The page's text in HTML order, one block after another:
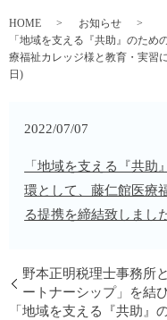
HOME
お知らせ
「地域を支える『共助』のた
療福祉カレッジ様と教育・実習
日)
2022/07/07
「地域を支える『共
環として、藤仁館医療
る提携を締結致しまし
野本正明税理士事務所
ートナーシップ」を結
「地域を支える『共助』